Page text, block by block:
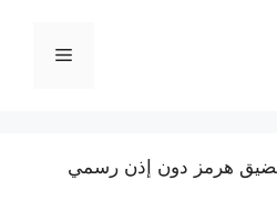
القائمة